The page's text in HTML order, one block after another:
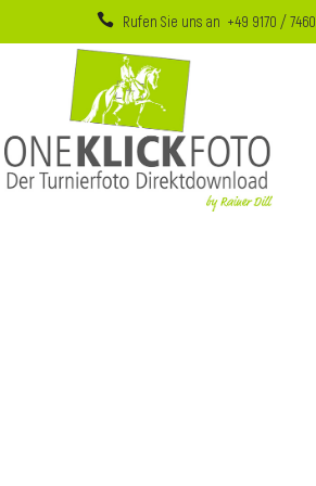
Rufen Sie uns an +49 9170 / 7460